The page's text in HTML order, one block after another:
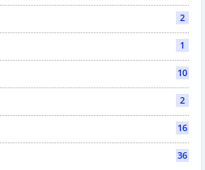
2
1
10
2
16
36